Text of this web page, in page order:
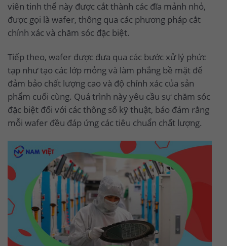
viên tinh thể này được cắt thành các đĩa mảnh nhỏ,
được gọi là wafer, thông qua các phương pháp cắt
chính xác và chăm sóc đặc biệt.
Tiếp theo, wafer được đưa qua các bước xử lý phức
tạp như tạo các lớp mỏng và làm phẳng bề mặt để
đảm bảo chất lượng cao và độ chính xác của sản
phẩm cuối cùng. Quá trình này yêu cầu sự chăm sóc
đặc biệt đối với các thông số kỹ thuật, bảo đảm rằng
mỗi wafer đều đáp ứng các tiêu chuẩn chất lượng.